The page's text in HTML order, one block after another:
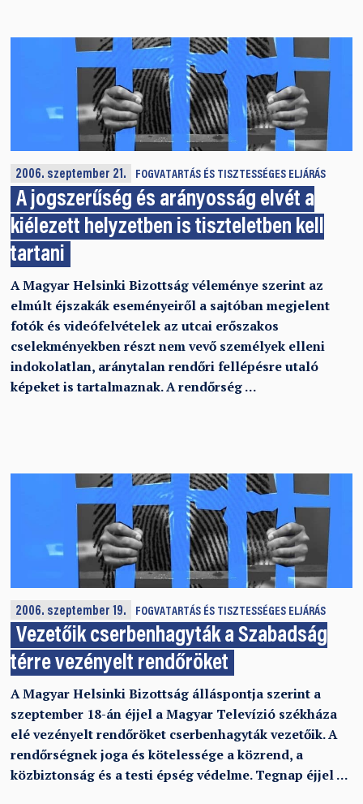
2006. szeptember 21. FOGVATARTÁS ÉS TISZTESSÉGES ELJÁRÁS
A jogszerűség és arányosság elvét a
kiélezett helyzetben is tiszteletben kell
tartani
A Magyar Helsinki Bizottság véleménye szerint az
elmúlt éjszakák eseményeiről a sajtóban megjelent
fotók és videófelvételek az utcai erőszakos
cselekményekben részt nem vevő személyek elleni
indokolatlan, aránytalan rendőri fellépésre utaló
képeket is tartalmaznak. A rendőrség …
2006. szeptember 19. FOGVATARTÁS ÉS TISZTESSÉGES ELJÁRÁS
Vezetőik cserbenhagyták a Szabadság
térre vezényelt rendőröket
A Magyar Helsinki Bizottság álláspontja szerint a
szeptember 18-án éjjel a Magyar Televízió székháza
elé vezényelt rendőröket cserbenhagyták vezetőik. A
rendőrségnek joga és kötelessége a közrend, a
közbiztonság és a testi épség védelme. Tegnap éjjel …